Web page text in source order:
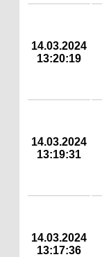
14.03.2024
13:20:19
14.03.2024
13:19:31
14.03.2024
13:17:36